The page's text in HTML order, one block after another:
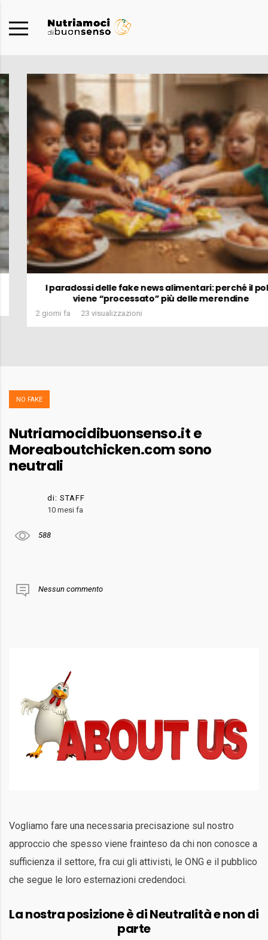
I paradossi delle fake news alimentari: perché il pollo
viene “processato” più delle merendine
2 giorni fa 23 visualizzazioni
NO FAKE
Nutriamocidibuonsenso.it e
Moreaboutchicken.com sono
neutrali
di: STAFF
10 mesi fa
588
Nessun commento
Vogliamo fare una necessaria precisazione sul nostro
approccio che spesso viene frainteso da chi non conosce a
sufficienza il settore, fra cui gli attivisti, le ONG e il pubblico
che segue le loro esternazioni credendoci.
La nostra posizione è di Neutralità e non di
parte